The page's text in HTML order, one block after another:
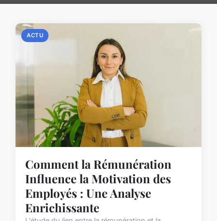
ACTU
Comment la Rémunération
Influence la Motivation des
Employés : Une Analyse
Enrichissante